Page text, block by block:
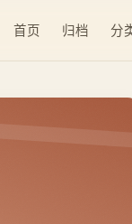
首页 归档 分